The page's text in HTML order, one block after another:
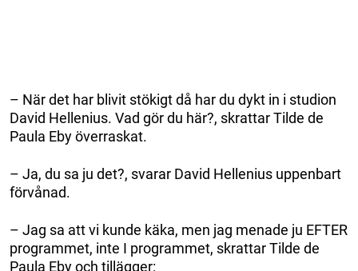
– När det har blivit stökigt då har du dykt in i studion
David Hellenius. Vad gör du här?, skrattar Tilde de
Paula Eby överraskat.
– Ja, du sa ju det?, svarar David Hellenius uppenbart
förvånad.
– Jag sa att vi kunde käka, men jag menade ju EFTER
programmet, inte I programmet, skrattar Tilde de
Paula Eby och tillägger: